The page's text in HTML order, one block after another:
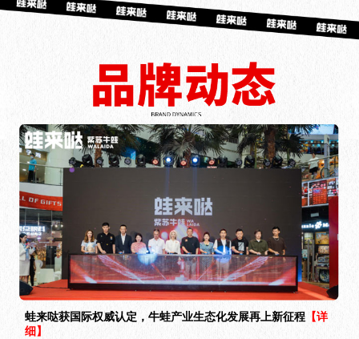
蛙来哒获国际权威认定，牛蛙产业生态化发展再上新征程 【详
细】